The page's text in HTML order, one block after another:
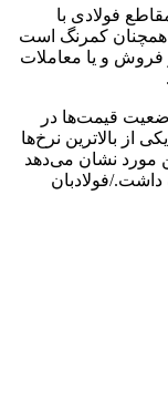
فولادی با
همچنان کمرنگ است
فروش و یا معاملات
قیمت‌ها در
بالاترین نرخ‌ها
مورد نشان می‌دهد
فولادبان